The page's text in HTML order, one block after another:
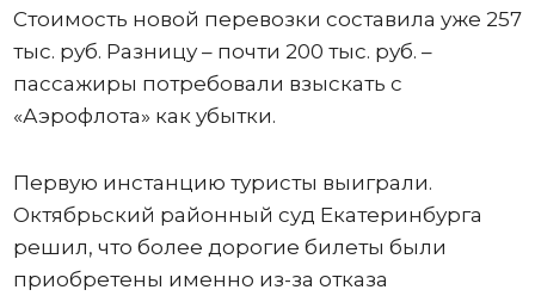
Стоимость новой перевозки составила уже 257
тыс. руб. Разницу – почти 200 тыс. руб. –
пассажиры потребовали взыскать с
«Аэрофлота» как убытки.
Первую инстанцию туристы выиграли.
Октябрьский районный суд Екатеринбурга
решил, что более дорогие билеты были
приобретены именно из-за отказа